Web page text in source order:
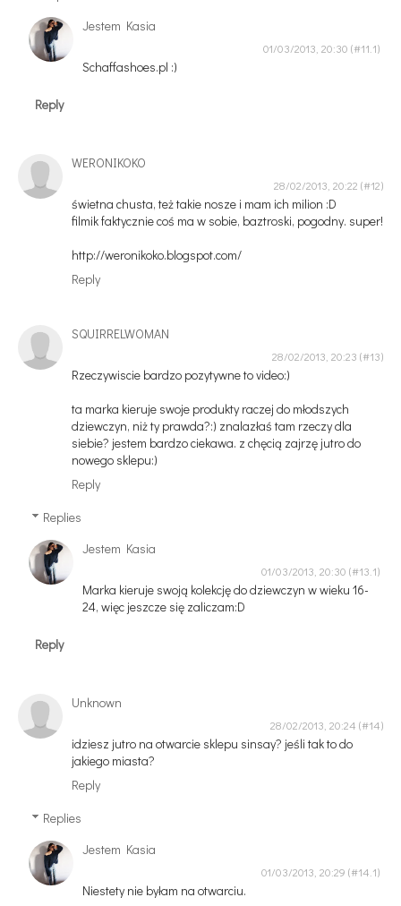
Jestem Kasia
01/03/2013, 20:30
Schaffashoes.pl :)
Reply
WERONIKOKO
28/02/2013, 20:22
świetna chusta, też takie nosze i mam ich milion :D
filmik faktycznie coś ma w sobie, baztroski, pogodny. super!
http://weronikoko.blogspot.com/
Reply
SQUIRRELWOMAN
28/02/2013, 20:23
Rzeczywiscie bardzo pozytywne to video:)
ta marka kieruje swoje produkty raczej do młodszych
dziewczyn, niż ty prawda?:) znalazłaś tam rzeczy dla
siebie? jestem bardzo ciekawa. z chęcią zajrzę jutro do
nowego sklepu:)
Reply
Replies
Jestem Kasia
01/03/2013, 20:30
Marka kieruje swoją kolekcję do dziewczyn w wieku 16-
24, więc jeszcze się zaliczam:D
Reply
Unknown
28/02/2013, 20:24
idziesz jutro na otwarcie sklepu sinsay? jeśli tak to do
jakiego miasta?
Reply
Replies
Jestem Kasia
01/03/2013, 20:29
Niestety nie byłam na otwarciu.